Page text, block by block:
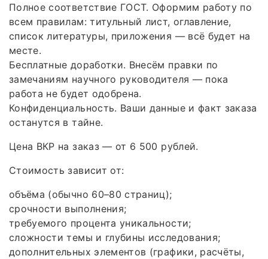
Полное соответствие ГОСТ. Оформим работу по
всем правилам: титульный лист, оглавление,
список литературы, приложения — всё будет на
месте.
Бесплатные доработки. Внесём правки по
замечаниям научного руководителя — пока
работа не будет одобрена.
Конфиденциальность. Ваши данные и факт заказа
останутся в тайне.
Цена ВКР на заказ — от 6 500 рублей.
Стоимость зависит от:
объёма (обычно 60–80 страниц);
срочности выполнения;
требуемого процента уникальности;
сложности темы и глубины исследования;
дополнительных элементов (графики, расчёты,